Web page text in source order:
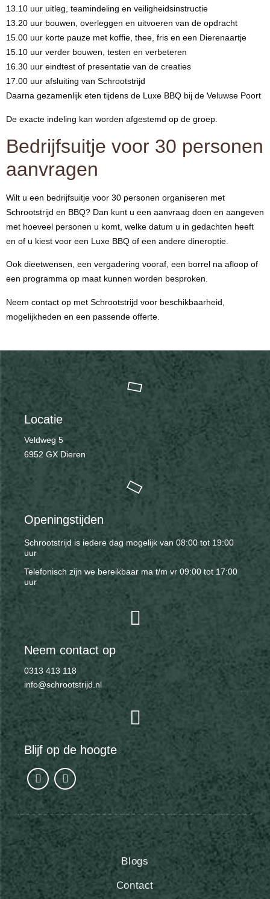
13.10 uur uitleg, teamindeling en veiligheidsinstructie
13.20 uur bouwen, overleggen en uitvoeren van de opdracht
15.00 uur korte pauze met koffie, thee, fris en een Dierenaartje
15.10 uur verder bouwen, testen en verbeteren
16.30 uur eindtest of presentatie van de creaties
17.00 uur afsluiting van Schrootstrijd
Daarna gezamenlijk eten tijdens de Luxe BBQ bij de Veluwse Poort
De exacte indeling kan worden afgestemd op de groep.
Bedrijfsuitje voor 30 personen
aanvragen
Wilt u een bedrijfsuitje voor 30 personen organiseren met
Schrootstrijd en BBQ? Dan kunt u een aanvraag doen en aangeven
met hoeveel personen u komt, welke datum u in gedachten heeft
en of u kiest voor een Luxe BBQ of een andere dineroptie.
Ook dieetwensen, een vergadering vooraf, een borrel na afloop of
een programma op maat kunnen worden besproken.
Neem contact op met Schrootstrijd voor beschikbaarheid,
mogelijkheden en een passende offerte.
Locatie
Veldweg 5
6952 GX Dieren
Openingstijden
Schrootstrijd is iedere dag mogelijk van 08:00 tot 19:00
uur
Telefonisch zijn we bereikbaar ma t/m vr 09:00 tot 17:00
uur
Neem contact op
0313 413 118
info@schrootstrijd.nl
Blijf op de hoogte
Blogs
Contact